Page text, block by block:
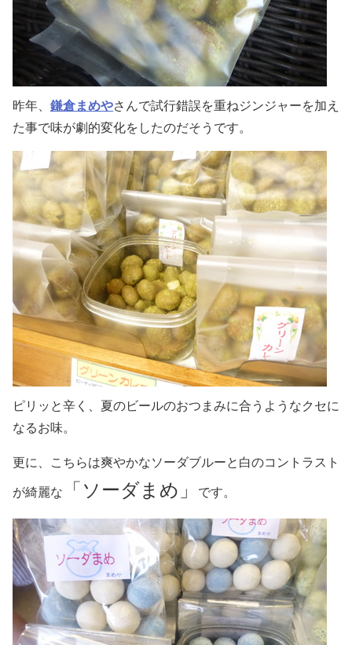
昨年、 鎌倉まめやさんで試行錯誤を重ねジンジャーを加え
た事で味が劇的変化をしたのだそうです。
ピリッと辛く、夏のビールのおつまみに合うようなクセに
なるお味。
更に、こちらは爽やかなソーダブルーと白のコントラスト
が綺麗な
「ソーダまめ」 です。